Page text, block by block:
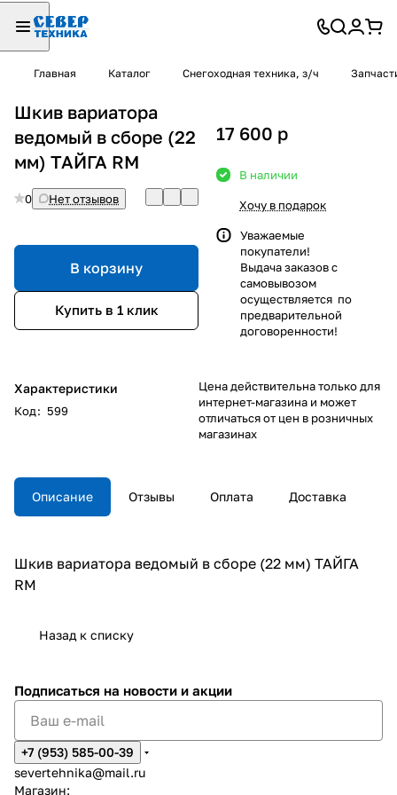
Главная Каталог Снегоходная техника, з/ч
Шкив вариатора
ведомый в сборе (22
мм) ТАЙГА RМ
0 Нет отзывов
В корзину
Купить в 1 клик
Характеристики
Код: 599
17 600 p
В наличии
Хочу в подарок
Уважаемые
покупатели!
Выдача заказов с
самовывозом
осуществляется по
предварительной
договоренности!
Цена действительна только для
интернет-магазина и может
отличаться от цен в розничных
магазинах
Описание Отзывы Оплата Доставка
Шкив вариатора ведомый в сборе (22 мм) ТАЙГА
RМ
Назад к списку
Подписаться на новости и акции
+7 (953) 585-00-39
severtehnika@mail.ru
Магазин: